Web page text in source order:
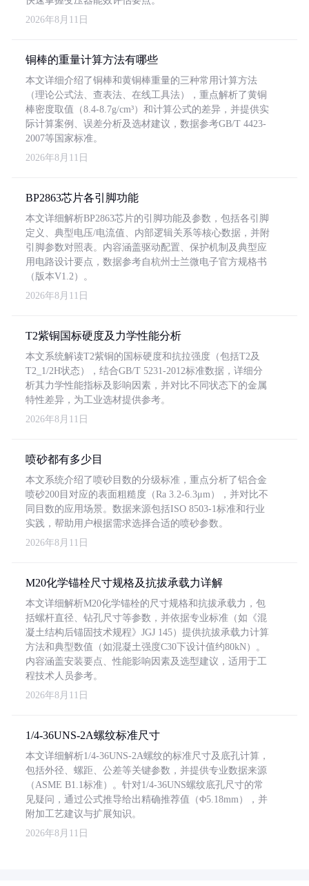
2026年8月11日
铜棒的重量计算方法有哪些
本文详细介绍了铜棒和黄铜棒重量的三种常用计算方法
（理论公式法、查表法、在线工具法），重点解析了黄铜
棒密度取值（8.4-8.7g/cm³）和计算公式的差异，并提供实
际计算案例、误差分析及选材建议，数据参考GB/T 4423-
2007等国家标准。
2026年8月11日
BP2863芯片各引脚功能
本文详细解析BP2863芯片的引脚功能及参数，包括各引脚
定义、典型电压/电流值、内部逻辑关系等核心数据，并附
引脚参数对照表。内容涵盖驱动配置、保护机制及典型应
用电路设计要点，数据参考自杭州士兰微电子官方规格书
（版本V1.2）。
2026年8月11日
T2紫铜国标硬度及力学性能分析
本文系统解读T2紫铜的国标硬度和抗拉强度（包括T2及
T2_1/2H状态），结合GB/T 5231-2012标准数据，详细分
析其力学性能指标及影响因素，并对比不同状态下的金属
特性差异，为工业选材提供参考。
2026年8月11日
喷砂都有多少目
本文系统介绍了喷砂目数的分级标准，重点分析了铝合金
喷砂200目对应的表面粗糙度（Ra 3.2-6.3μm），并对比不
同目数的应用场景。数据来源包括ISO 8503-1标准和行业
实践，帮助用户根据需求选择合适的喷砂参数。
2026年8月11日
M20化学锚栓尺寸规格及抗拔承载力详解
本文详细解析M20化学锚栓的尺寸规格和抗拔承载力，包
括螺杆直径、钻孔尺寸等参数，并依据专业标准（如《混
凝土结构后锚固技术规程》JGJ 145）提供抗拔承载力计算
方法和典型数值（如混凝土强度C30下设计值约80kN）。
内容涵盖安装要点、性能影响因素及选型建议，适用于工
程技术人员参考。
2026年8月11日
1/4-36UNS-2A螺纹标准尺寸
本文详细解析1/4-36UNS-2A螺纹的标准尺寸及底孔计算，
包括外径、螺距、公差等关键参数，并提供专业数据来源
（ASME B1.1标准）。针对1/4-36UNS螺纹底孔尺寸的常
见疑问，通过公式推导给出精确推荐值（Φ5.18mm），并
附加工艺建议与扩展知识。
2026年8月11日